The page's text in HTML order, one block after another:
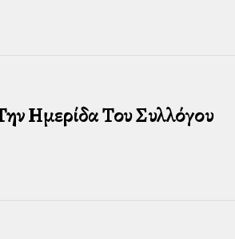
Ημερίδα Του Συλλόγου